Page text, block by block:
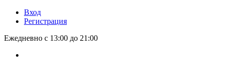
Вход
Регистрация
Ежедневно с 13:00 до 21:00